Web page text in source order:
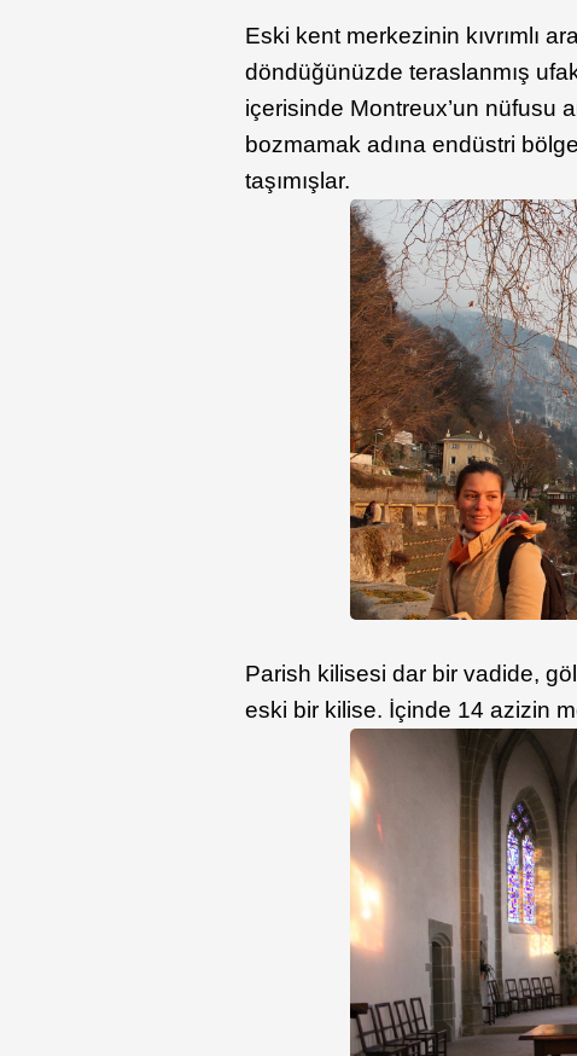
Eski kent merkezinin kıvrımlı
döndüğünüzde teraslanmış
içerisinde Montreux’un nüfusu
bozmamak adına endüstri
taşımışlar.
Parish kilisesi dar bir vadide,
eski bir kilise. İçinde 14 azizin